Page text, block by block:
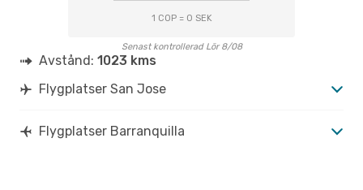
1 COP = 0 SEK
Senast kontrollerad Lör 8/08
Avstånd: 1023 kms
Flygplatser San Jose
Flygplatser Barranquilla